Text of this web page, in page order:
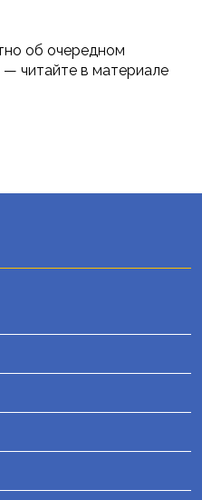
об очередном
читайте в материале